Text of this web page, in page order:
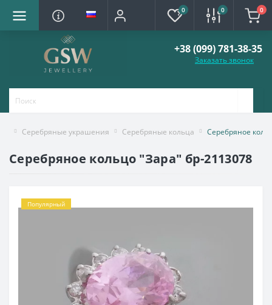
0 0 0
+38 (099) 781-38-35
Заказать звонок
Серебряные украшения Серебряные кольца Серебряное
Серебряное кольцо "Зара" бр-2113078
Популярный